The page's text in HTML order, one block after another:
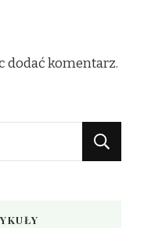
dodać komentarz.